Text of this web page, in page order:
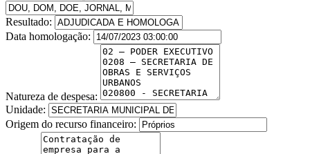
Resultado:
Data homologação:
Natureza de despesa:
Unidade:
Origem do recurso financeiro: